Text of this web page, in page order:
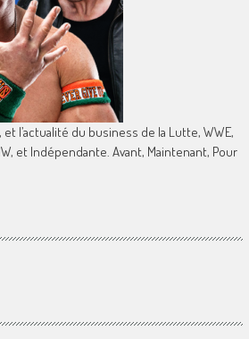
l’actualité du business de la Lutte, WWE,
et Indépendante. Avant, Maintenant, Pour